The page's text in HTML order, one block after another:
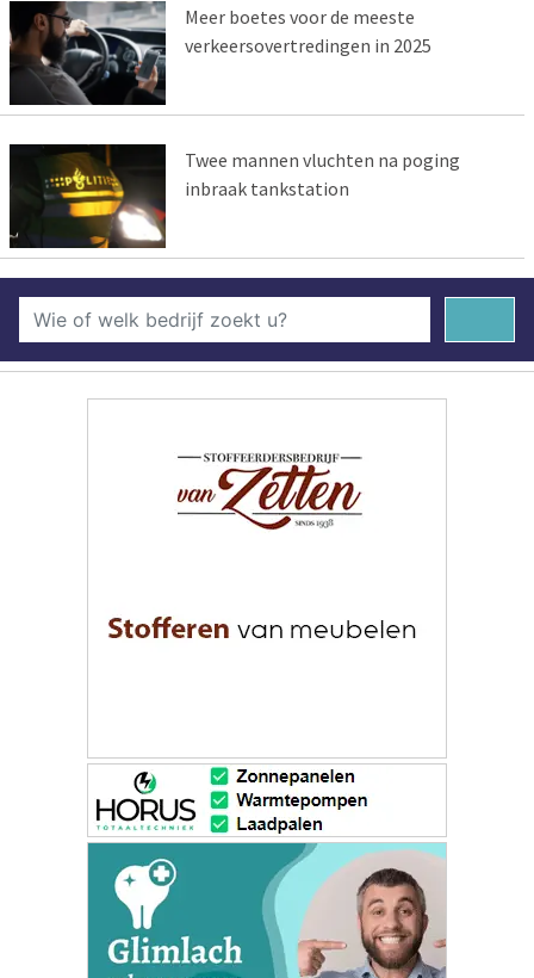
Meer boetes voor de meeste
verkeersovertredingen in 2025
Twee mannen vluchten na poging
inbraak tankstation